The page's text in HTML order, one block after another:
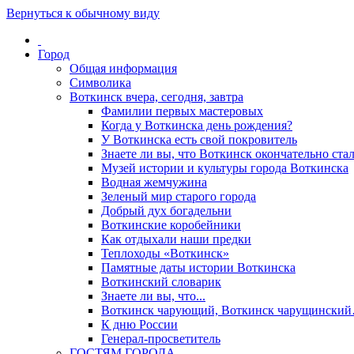
Вернуться к обычному виду
Город
Общая информация
Символика
Воткинск вчера, сегодня, завтра
Фамилии первых мастеровых
Когда у Воткинска день рождения?
У Воткинска есть свой покровитель
Знаете ли вы, что Воткинск окончательно
Музей истории и культуры города Воткинска
Водная жемчужина
Зеленый мир старого города
Добрый дух богадельни
Воткинские коробейники
Как отдыхали наши предки
Теплоходы «Воткинск»
Памятные даты истории Воткинска
Воткинский словарик
Знаете ли вы, что...
Воткинск чарующий, Воткинск
К дню России
Генерал-просветитель